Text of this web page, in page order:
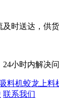
时送达，供货
小时内解决问
吸料机蛟龙上料
联系我们